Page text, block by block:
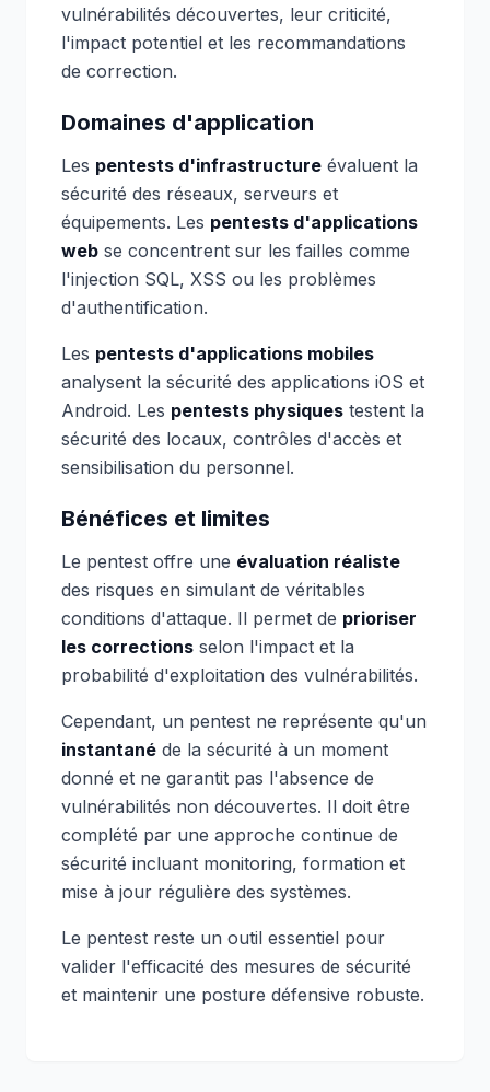
vulnérabilités découvertes, leur criticité,
l'impact potentiel et les recommandations
de correction.
Domaines d'application
Les pentests d'infrastructure évaluent la
sécurité des réseaux, serveurs et
équipements. Les pentests d'applications
web se concentrent sur les failles comme
l'injection SQL, XSS ou les problèmes
d'authentification.
Les pentests d'applications mobiles
analysent la sécurité des applications iOS et
Android. Les pentests physiques testent la
sécurité des locaux, contrôles d'accès et
sensibilisation du personnel.
Bénéfices et limites
Le pentest offre une évaluation réaliste
des risques en simulant de véritables
conditions d'attaque. Il permet de prioriser
les corrections selon l'impact et la
probabilité d'exploitation des vulnérabilités.
Cependant, un pentest ne représente qu'un
instantané de la sécurité à un moment
donné et ne garantit pas l'absence de
vulnérabilités non découvertes. Il doit être
complété par une approche continue de
sécurité incluant monitoring, formation et
mise à jour régulière des systèmes.
Le pentest reste un outil essentiel pour
valider l'efficacité des mesures de sécurité
et maintenir une posture défensive robuste.